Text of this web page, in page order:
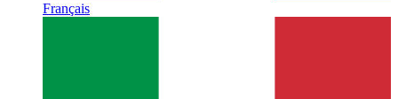
Français